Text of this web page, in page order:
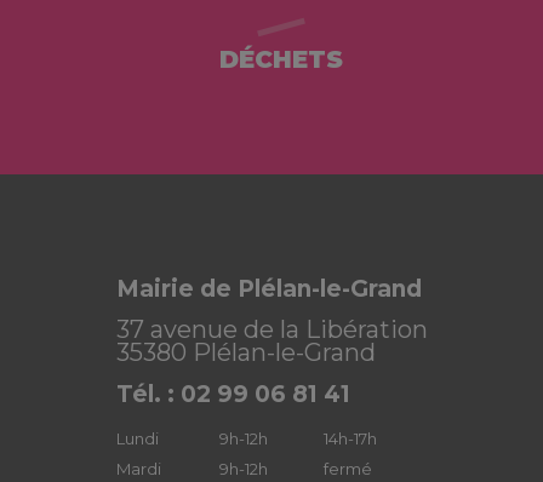
DÉCHETS
Mairie de Plélan-le-Grand
37 avenue de la Libération
35380 Plélan-le-Grand
Tél. : 02 99 06 81 41
Lundi 9h-12h
14h-17h
Mardi
9h-12h
fermé